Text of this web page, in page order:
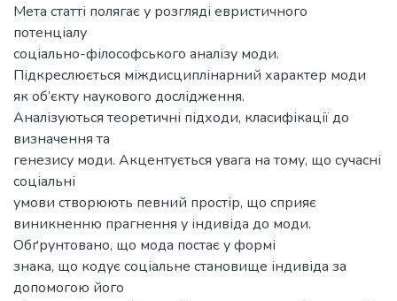
Мета статті полягає у розгляді евристичного
потенціалу
соціально-філософського аналізу моди.
Підкреслюється міждисциплінарний характер моди
як об’єкту наукового дослідження.
Аналізуються теоретичні підходи, класифікації до
визначення та
генезису моди. Акцентується увага на тому, що сучасні
соціальні
умови створюють певний простір, що сприяє
виникненню прагнення у індивіда до моди.
Обґрунтовано, що мода постає у формі
знака, що кодує соціальне становище індивіда за
допомогою його